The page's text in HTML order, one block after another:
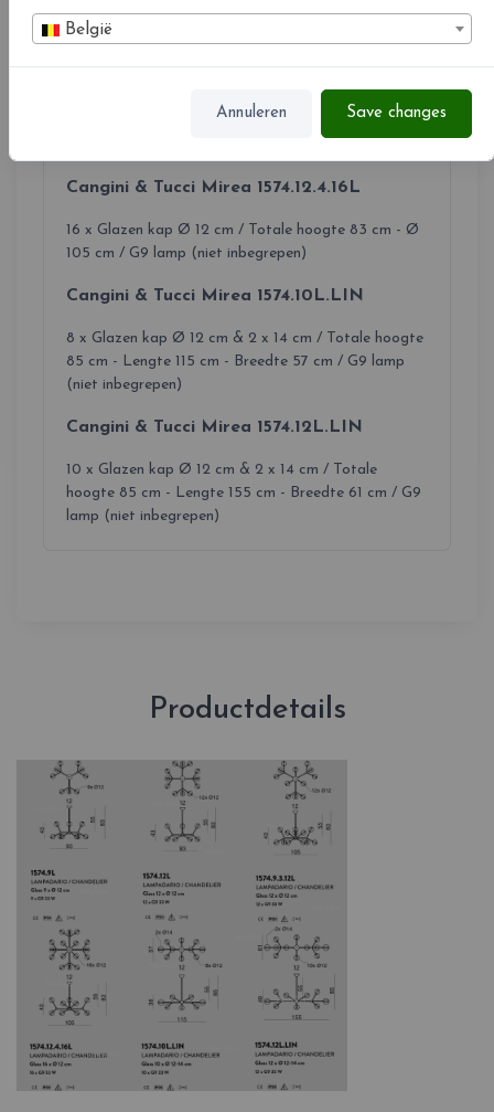
België
Annuleren Save changes
12 x Glazen kap Ø 12 cm / Totale hoogte 83 cm - Ø
93 cm / G9 lamp (niet inbegrepen)
12 x Glazen kap Ø 12 cm / Totale hoogte 83 cm - Ø
Cangini & Tucci Mirea 1574.12.4.16L
16 x Glazen kap Ø 12 cm / Totale hoogte 83 cm - Ø
105 cm / G9 lamp (niet inbegrepen)
Cangini & Tucci Mirea 1574.10L.LIN
8 x Glazen kap Ø 12 cm & 2 x 14 cm / Totale hoogte
85 cm - Lengte 115 cm - Breedte 57 cm / G9 lamp
(niet inbegrepen)
Cangini & Tucci Mirea 1574.12L.LIN
10 x Glazen kap Ø 12 cm & 2 x 14 cm / Totale
hoogte 85 cm - Lengte 155 cm - Breedte 61 cm / G9
lamp (niet inbegrepen)
Productdetails